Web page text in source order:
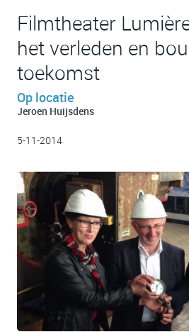
Filmtheater
het verleden en
toekomst
Op locatie
Jeroen Huijsdens
5-11-2014